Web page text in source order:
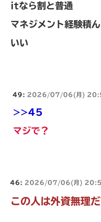
itなら割と普通
マネジメント経験積
いい
49: 2026/07/06(月)
>>45
マジで？
46: 2026/07/06(月)
この人は外資無理